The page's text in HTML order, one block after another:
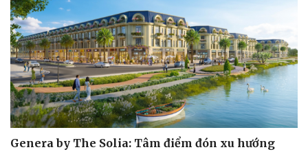
Genera by The Solia: Tâm điểm đón xu hướng